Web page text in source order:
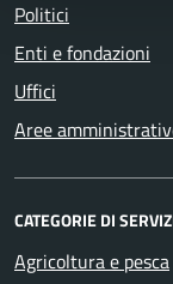
Politici
Enti e fondazioni
Uffici
Aree
CATEGORIE DI
Agricoltura e pesca